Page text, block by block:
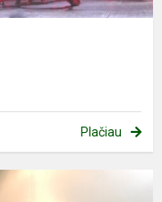
Plačiau